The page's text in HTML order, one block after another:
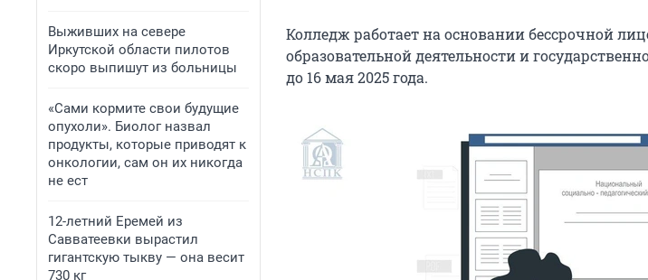
Выживших на севере
Иркутской области пилотов
скоро выпишут из больницы
«Сами кормите свои будущие
опухоли». Биолог назвал
продукты, которые приводят к
онкологии, сам он их никогда
не ест
12-летний Еремей из
Савватеевки вырастил
гигантскую тыкву — она весит
730 кг
Колледж работает на основании бессрочной
образовательной деятельности и
до 16 мая 2025 года.